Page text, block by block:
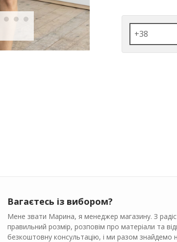
Вагаєтесь із вибором?
Мене звати Марина, я менеджер магазину. З
правильний розмір, розповім про матеріали та
безкоштовну консультацію, і ми разом знайдемо